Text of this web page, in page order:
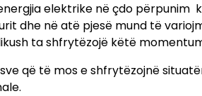
elektrike në çdo përpunim
dhe në atë pjesë mund të
ta shfrytëzojë këtë
që të mos e shfrytëzojnë